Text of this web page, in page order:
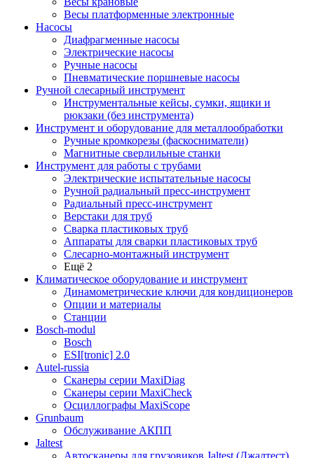
Весы платформенные электронные
Насосы
Диафрагменные насосы
Электрические насосы
Ручные насосы
Пневматические поршневые насосы
Ручной слесарный инструмент
Инструментальные кейсы, сумки, ящики и
рюкзаки (без инструмента)
Инструмент и оборудование для металлообработки
Ручные кромкорезы (фаскосниматели)
Магнитные сверлильные станки
Инструмент для работы с трубами
Электрические испытательные насосы
Ручной радиальный пресс-инструмент
Радиальный пресс-инструмент
Верстаки для труб
Сварка пластиковых труб
Аппараты для сварки пластиковых труб
Слесарно-монтажный инструмент
Ещё 2
Климатическое оборудование и инструмент
Динамометрические ключи для кондиционеров
Опции и материалы
Станции
Bosch-modul
Bosch
ESI[tronic] 2.0
Autel-russia
Сканеры серии MaxiDiag
Сканеры серии MaxiCheck
Осциллографы MaxiScope
Grunbaum
Обслуживание АКПП
Jaltest
Автосканеры для грузовиков Jaltest (Джалтест)